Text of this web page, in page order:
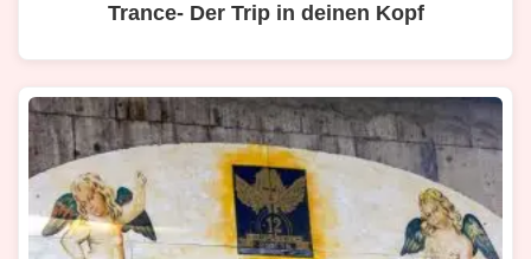
Trance- Der Trip in deinen Kopf